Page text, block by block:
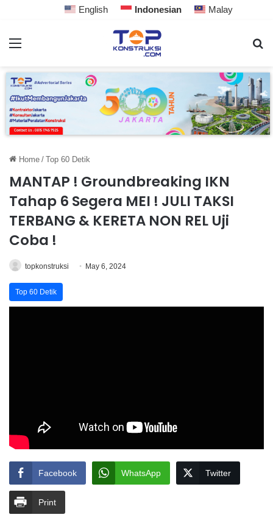
English Indonesian Malay
Home / Top 60 Detik
MANTAP ! Groundbreaking IKN
Tahap 6 Segera MEI ! JULI TAKSI
TERBANG & KERETA NON REL Uji
Coba !
topkonstruksi May 6, 2024
Top 60 Detik
Facebook WhatsApp Twitter
Print